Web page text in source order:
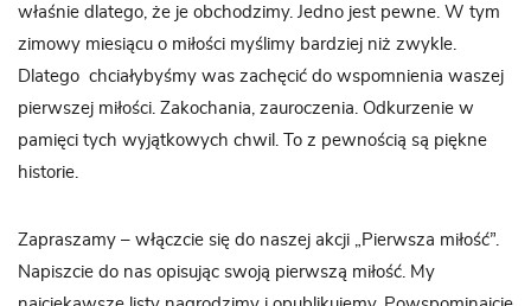
właśnie dlatego, że je obchodzimy. Jedno jest pewne. W tym
zimowy miesiącu o miłości myślimy bardziej niż zwykle.
Dlatego chciałybyśmy was zachęcić do wspomnienia waszej
pierwszej miłości. Zakochania, zauroczenia. Odkurzenie w
pamięci tych wyjątkowych chwil. To z pewnością są piękne
historie.
Zapraszamy – włączcie się do naszej akcji „Pierwsza miłość”.
Napiszcie do nas opisując swoją pierwszą miłość. My